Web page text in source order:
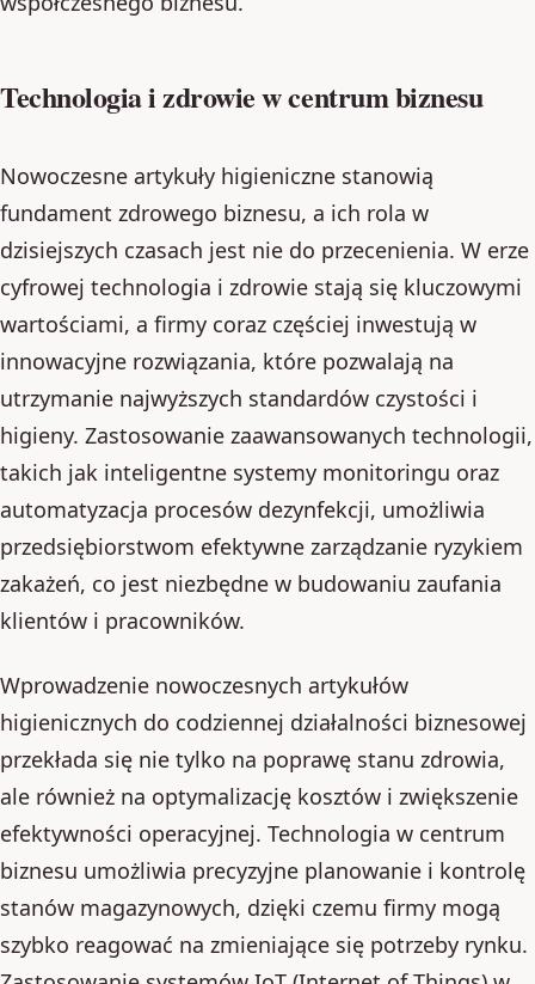
Technologia i zdrowie w centrum biznesu
Nowoczesne artykuły higieniczne stanowią
fundament zdrowego biznesu, a ich rola w
dzisiejszych czasach jest nie do przecenienia. W erze
cyfrowej technologia i zdrowie stają się kluczowymi
wartościami, a firmy coraz częściej inwestują w
innowacyjne rozwiązania, które pozwalają na
utrzymanie najwyższych standardów czystości i
higieny. Zastosowanie zaawansowanych technologii,
takich jak inteligentne systemy monitoringu oraz
automatyzacja procesów dezynfekcji, umożliwia
przedsiębiorstwom efektywne zarządzanie ryzykiem
zakażeń, co jest niezbędne w budowaniu zaufania
klientów i pracowników.
Wprowadzenie nowoczesnych artykułów
higienicznych do codziennej działalności biznesowej
przekłada się nie tylko na poprawę stanu zdrowia,
ale również na optymalizację kosztów i zwiększenie
efektywności operacyjnej. Technologia w centrum
biznesu umożliwia precyzyjne planowanie i kontrolę
stanów magazynowych, dzięki czemu firmy mogą
szybko reagować na zmieniające się potrzeby rynku.